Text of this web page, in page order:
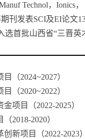
Technol，Ionics，
刊发表SCI及EI论文
选首批山西省“三晋英
目（2024~2027）
目（2020~2022）
金项目（2022-2025）
（2018-2020）
创新项目（2022-2023